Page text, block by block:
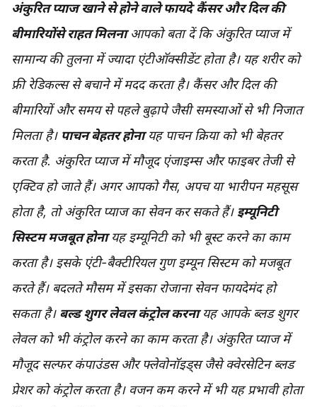
अंकुरित प्याज खाने से होने वाले फायदे कैंसर और दिल की
बीमारियोंसे राहत मिलना आपको बता दें कि अंकुरित प्याज में
सामान्य की तुलना में ज्यादा एंटीऑक्सीडेंट होता है। यह शरीर को
फ्री रेडिकल्स से बचाने में मदद करता है। कैंसर और दिल की
बीमारियों और समय से पहले बुढ़ापे जैसी समस्याओं से भी निजात
मिलता है। पाचन बेहतर होना यह पाचन क्रिया को भी बेहतर
करता है. अंकुरित प्याज में मौजूद एंजाइम्स और फाइबर तेजी से
एक्टिव हो जाते हैं। अगर आपको गैस, अपच या भारीपन महसूस
होता है, तो अंकुरित प्याज का सेवन कर सकते हैं। इम्यूनिटी
सिस्टम मजबूत होना यह इम्यूनिटी को भी बूस्ट करने का काम
करता है। इसके एंटी-बैक्टीरियल गुण इम्यून सिस्टम को मजबूत
करते हैं। बदलते मौसम में इसका रोजाना सेवन फायदेमंद हो
सकता है। बल्ड शुगर लेवल कंट्रोल करना यह आपके ब्लड शुगर
लेवल को भी कंट्रोल करने का काम करता है। अंकुरित प्याज में
मौजूद सल्फर कंपाउंडस और फ्लेवोनॉइड्स जैसे क्वेरसेटिन ब्लड
प्रेशर को कंट्रोल करता है। वजन कम करने में भी यह प्रभावी होता